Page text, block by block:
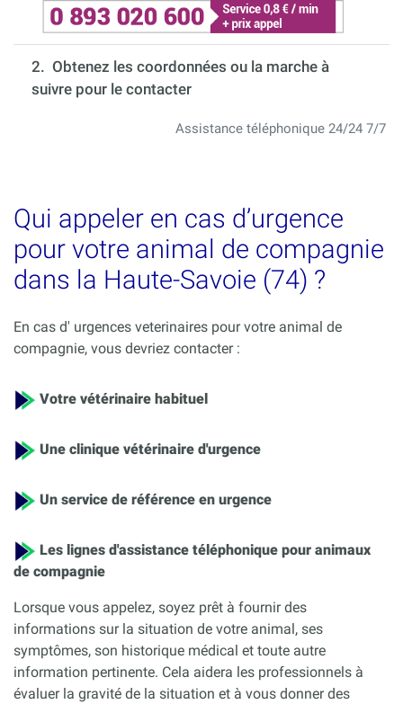
2. Obtenez les coordonnées ou la marche à
suivre pour le contacter
Assistance téléphonique 24/24 7/7
Qui appeler en cas d’urgence
pour votre animal de compagnie
dans la Haute-Savoie (74) ?
En cas d' urgences veterinaires pour votre animal de
compagnie, vous devriez contacter :
Votre vétérinaire habituel
Une clinique vétérinaire d'urgence
Un service de référence en urgence
Les lignes d'assistance téléphonique pour animaux
de compagnie
Lorsque vous appelez, soyez prêt à fournir des
informations sur la situation de votre animal, ses
symptômes, son historique médical et toute autre
information pertinente. Cela aidera les professionnels à
évaluer la gravité de la situation et à vous donner des